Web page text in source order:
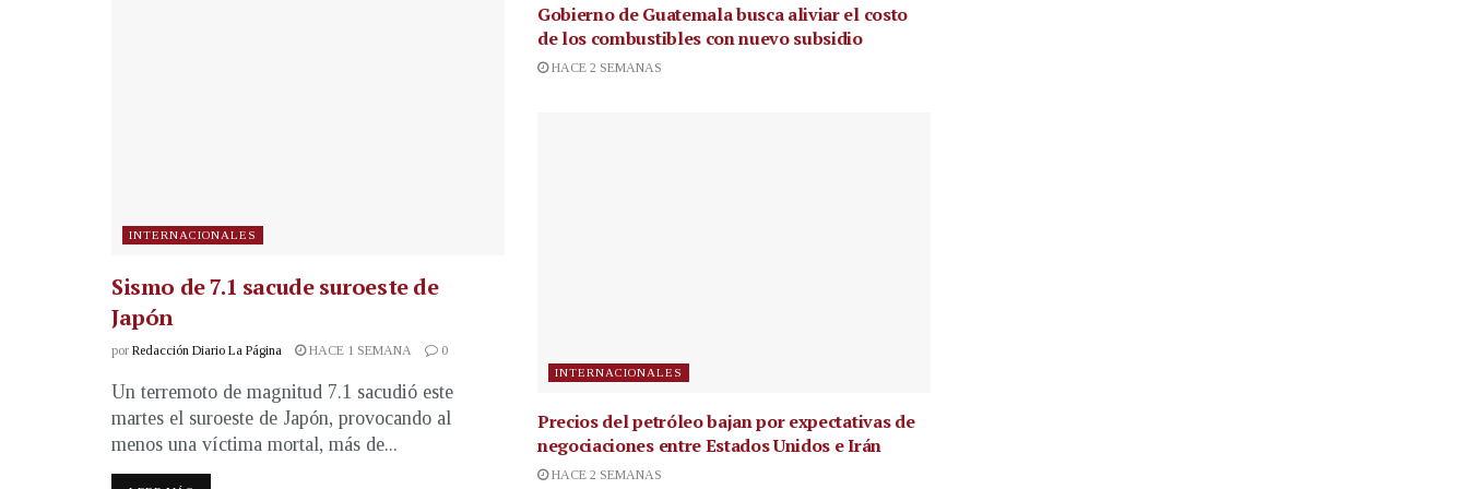
INTERNACIONALES
Sismo de 7.1 sacude suroeste de
Japón
por Redacción Diario La Página HACE 1 SEMANA 0
Un terremoto de magnitud 7.1 sacudió este
martes el suroeste de Japón, provocando al
menos una víctima mortal, más de...
Gobierno de Guatemala busca aliviar el costo
de los combustibles con nuevo subsidio
HACE 2 SEMANAS
INTERNACIONALES
Precios del petróleo bajan por expectativas de
negociaciones entre Estados Unidos e Irán
HACE 2 SEMANAS